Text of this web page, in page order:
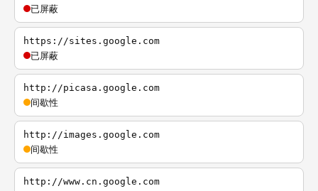
已屏蔽
https://sites.google.com
已屏蔽
http://picasa.google.com
间歇性
http://images.google.com
间歇性
http://www.cn.google.com